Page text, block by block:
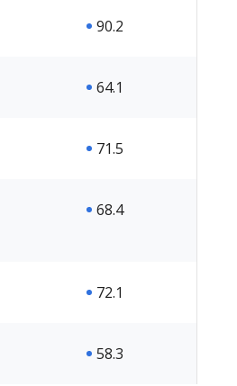
90.2
64.1
71.5
68.4
72.1
58.3